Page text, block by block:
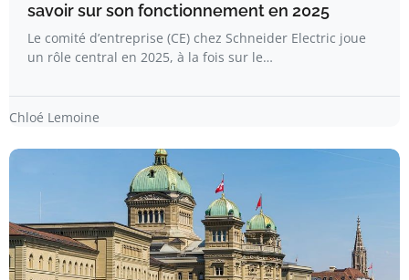
savoir sur son fonctionnement en 2025
Le comité d’entreprise (CE) chez Schneider Electric joue
un rôle central en 2025, à la fois sur le…
Chloé Lemoine